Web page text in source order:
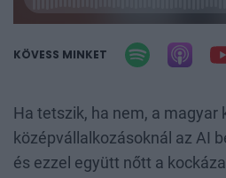
KÖVESS MINKET
Ha tetszik, ha nem, a magyar
középvállalkozásoknál az AI
és ezzel együtt nőtt a